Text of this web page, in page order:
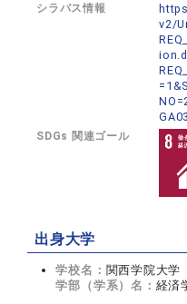
シラバス情報
v2/
SDGs 関連ゴール
出身大学
学校名： 関西学院大学
学部（学系）名： 経済